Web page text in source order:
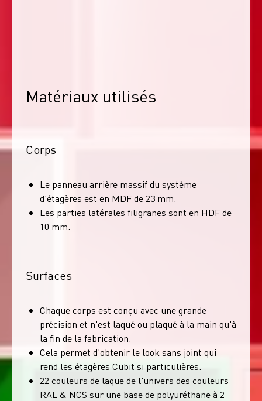
Matériaux utilisés
Corps
Le panneau arrière massif du système
d'étagères est en MDF de 23 mm.
Les parties latérales filigranes sont en HDF de
10 mm.
Surfaces
Chaque corps est conçu avec une grande
précision et n'est laqué ou plaqué à la main qu'à
la fin de la fabrication.
Cela permet d'obtenir le look sans joint qui
rend les étagères Cubit si particulières.
22 couleurs de laque de l'univers des couleurs
RAL & NCS sur une base de polyuréthane à 2